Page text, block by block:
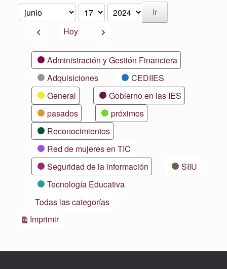
Mes
Día
Año
AnteriorHoy Siguiente
CategoríasAdministración y Gestión Financiera
Adquisiciones
CEDIIES
General
Gobierno en las IES
pasados
próximos
Reconocimientos
Red de mujeres en TIC
Seguridad de la información
SIIU
Tecnología Educativa
Todas las categorías
ImprimirVistas